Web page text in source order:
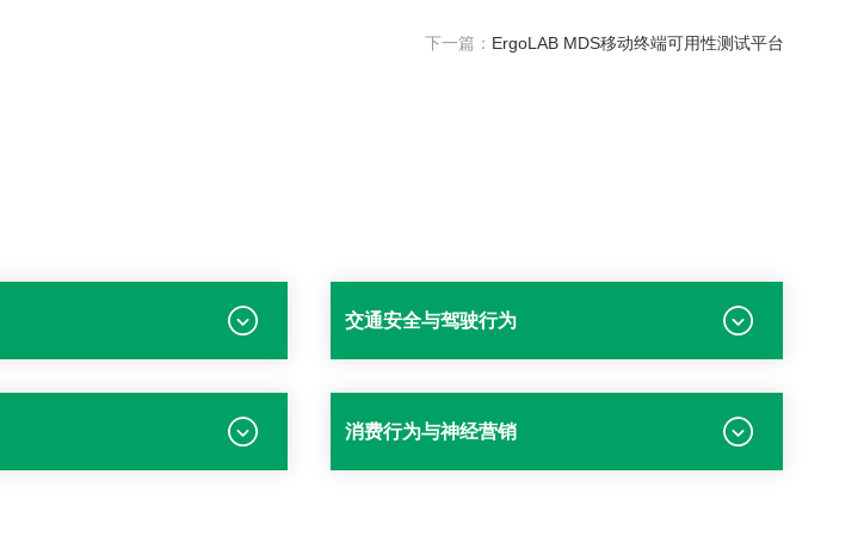
下一篇： ErgoLAB MDS移动终端可用性测试平台
交通安全与驾驶行为
消费行为与神经营销